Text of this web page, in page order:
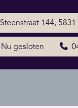
Steenstraat 144,
Nu gesloten